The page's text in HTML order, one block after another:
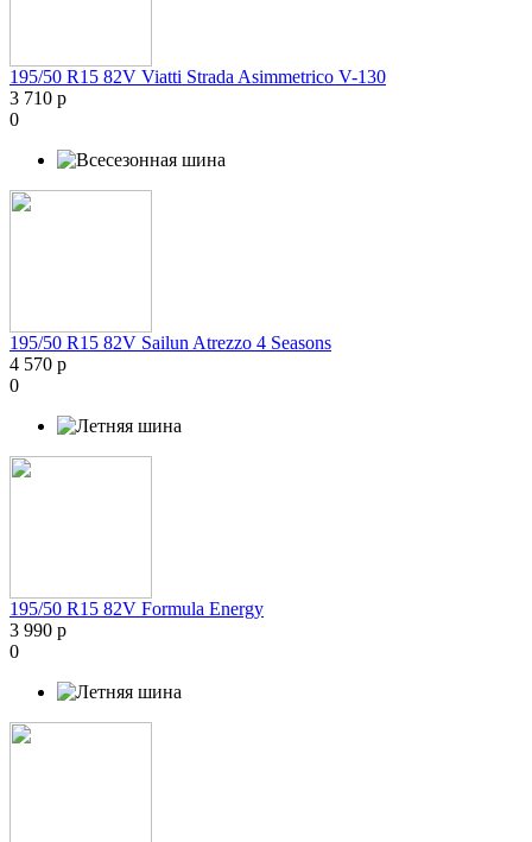
195/50 R15 82V Viatti Strada Asimmetrico V-130
3 710 р
0
195/50 R15 82V Sailun Atrezzo 4 Seasons
4 570 р
0
195/50 R15 82V Formula Energy
3 990 р
0